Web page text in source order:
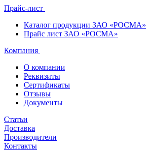
Прайс-лист
Каталог продукции ЗАО «РОСМА»
Прайс лист ЗАО «РОСМА»
Компания
О компании
Реквизиты
Сертификаты
Отзывы
Документы
Статьи
Доставка
Производители
Контакты